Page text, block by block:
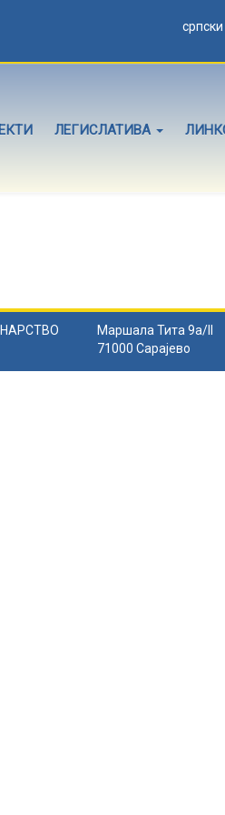
српски
ЛЕГИСЛАТИВА
Маршала Тита 9а/II
71000 Сарајево